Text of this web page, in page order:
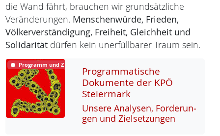
die Wand fährt, brauchen wir grundsätzliche
Veränderungen. Menschenwürde, Frieden,
Völkerverständigung, Freiheit, Gleichheit und
Solidarität dürfen kein unerfüllbarer Traum sein.
Programm und Ziele
Programmatische
Dokumente der KPÖ
Steiermark
Un­se­re Ana­ly­sen, For­de­run­
gen und Ziel­set­zun­gen